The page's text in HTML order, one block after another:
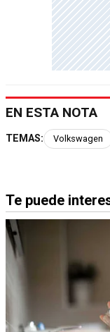
EN ESTA NOTA
TEMAS: Volkswagen